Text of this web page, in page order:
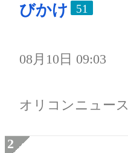
びかけ
51
08月10日 09:03
オリコンニュース